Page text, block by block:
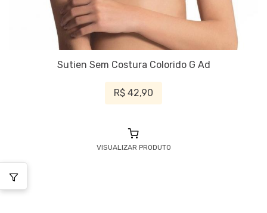
Sutien Sem Costura Colorido G Ad
R$ 42,90
VISUALIZAR PRODUTO